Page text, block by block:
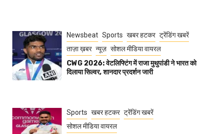
Newsbeat Sports खबर हटकर ट्रेंडिंग खबरें
ताज़ा ख़बर न्यूज़ सोशल मीडिया वायरल
CWG 2026: वेटलिफ्टिंग में राजा मुथुपांडी ने भारत को
दिलाया सिल्वर, शानदार प्रदर्शन जारी
Sports खबर हटकर ट्रेंडिंग खबरें
सोशल मीडिया वायरल